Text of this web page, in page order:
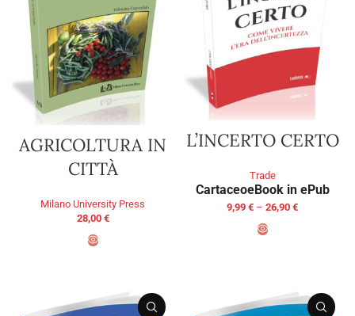
AGRICOLTURA IN
CITTÀ
Milano University Press
28,00 €
L’INCERTO CERTO
Trade
CartaceoeBook in ePub
9,99 € – 26,90 €